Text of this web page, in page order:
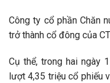
Công ty cổ phần Chăn
trở thành cổ đông của
Cụ thể, trong hai ngày
lượt 4,35 triệu cổ phiếu